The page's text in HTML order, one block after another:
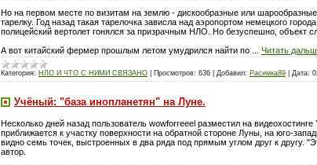
Но на первом месте по визитам на землю - дискообразные или
тарелку. Год назад такая тарелочка зависла над аэропортом немецкого
полицейский вертолет гонялся за призрачным НЛО. Но безуспешно, объект
А вот китайский фермер прошлым летом умудрился найти по
Читать
Категория: НЛО И ЧТО С НИМИ СВЯЗАНО Просмотров: 636 Добавил: Расимка89 Дата:
Учёный: "база инопланетян" на Луне.
Несколько дней назад пользователь wowforreeel разместил на
приближается к участку поверхности на обратной стороне Луны, на юго-
видно семь точек, выстроенных в два ряда под прямым углом друг к другу.
автор.